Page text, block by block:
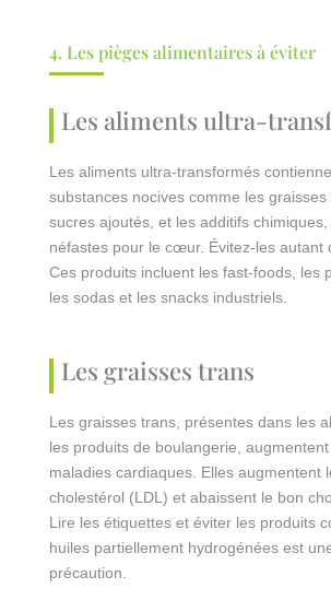
4. Les pièges alimentaires à éviter
Les aliments ultra-
Les aliments ultra-transformés
substances nocives comme les graisses
sucres ajoutés, et les additifs
néfastes pour le cœur. Évitez-les autant
Ces produits incluent les fast-foods, les
les sodas et les snacks industriels.
Les graisses trans
Les graisses trans, présentes dans les
les produits de boulangerie,
maladies cardiaques. Elles augmentent
cholestérol (LDL) et abaissent le bon
Lire les étiquettes et éviter les produits
huiles partiellement hydrogénées est
précaution.